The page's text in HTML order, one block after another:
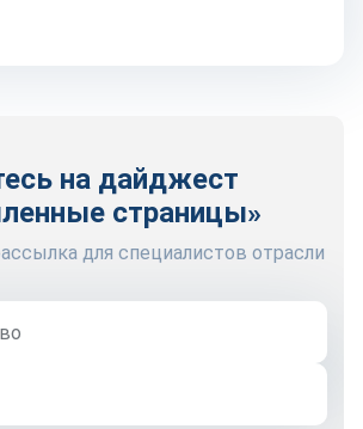
на дайджест
страницы»
для специалистов отрасли